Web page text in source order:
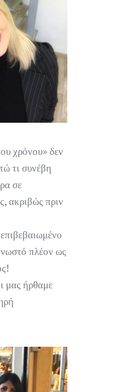
χρόνου» δεν
τι συνέβη
σε
ακριβώς πριν
πλέον ως
μας ήρθαμε